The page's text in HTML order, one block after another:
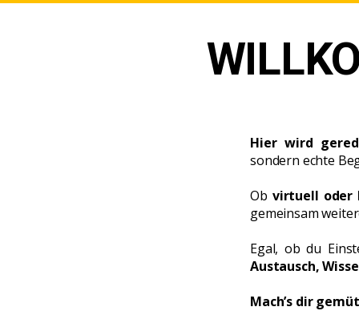
Hier wird
sondern echte
Ob virtuell oder
gemeinsam
Egal, ob du
Austausch,
Mach’s dir